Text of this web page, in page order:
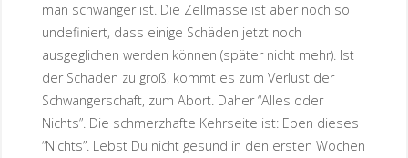
man schwanger ist. Die Zellmasse ist aber noch so
undefiniert, dass einige Schäden jetzt noch
ausgeglichen werden können (später nicht mehr). Ist
der Schaden zu groß, kommt es zum Verlust der
Schwangerschaft, zum Abort. Daher “Alles oder
Nichts”. Die schmerzhafte Kehrseite ist: Eben dieses
“Nichts”. Lebst Du nicht gesund in den ersten Wochen